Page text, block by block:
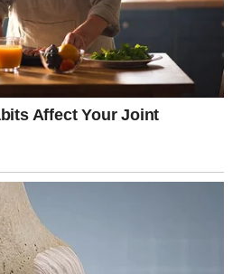
ne sumnjate u sebe i da
period koji dolazi.
sreće, pozitivnih iznenađenja i
promijeniti vaš život.
neće biti obična. Ovo je vrijeme
shvatiti da vam život konačno
zaslužili.